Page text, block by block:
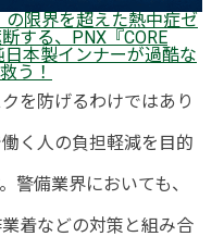
の限界を超えた熱中症ゼ
する、PNX『CORE
本製インナーが過酷な
う！
を防げるわけではあり
く人の負担軽減を目的
警備業界においても、
着などの対策と組み合